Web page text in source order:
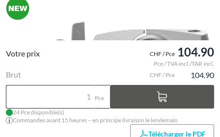
Votre prix CHF / Pce 104.90
Pce / TVA incl./TAR incl.
Brut CHF / Pce 104.90
Pce
24 Pce disponible(s)
Commandes avant 15 heures – en principe livraison le lendemain
Télécharger le PDF